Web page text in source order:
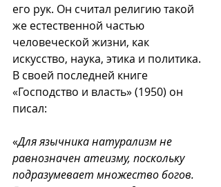
его рук. Он считал религию такой
же естественной частью
человеческой жизни, как
искусство, наука, этика и политика.
В своей последней книге
«Господство и власть» (1950) он
писал:
«Для язычника натурализм не
равнозначен атеизму, поскольку
подразумевает множество богов.